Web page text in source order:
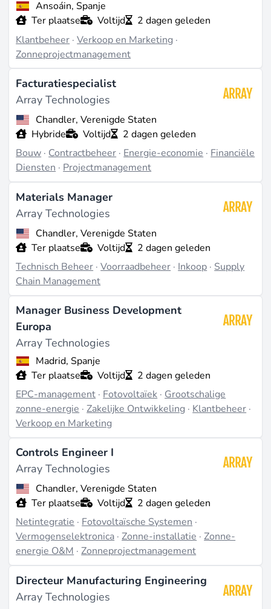
professionele ontwikkeling.
Contactinformatie
Sociale media
LinkedIn
Carrièrepagina
Carrières bij Array Technologies
Laatst bijgewerkt op jun. 30, 2026 |Meld een
probleem
Ansoáin, Spanje
Ter plaatse
Voltijd
2 dagen geleden
Klantbeheer ·Verkoop en Marketing ·
Zonneprojectmanagement
Facturatiespecialist
Array Technologies
Chandler, Verenigde Staten
Hybride
Voltijd
2 dagen geleden
Bouw · Contractbeheer · Energie-economie · Financiële
Diensten · Projectmanagement
Materials Manager
Array Technologies
Chandler, Verenigde Staten
Ter plaatse
Voltijd
2 dagen geleden
Technisch Beheer ·Voorraadbeheer · Inkoop · Supply
Chain Management
Manager Business Development
Europa
Array Technologies
Madrid, Spanje
Ter plaatse
Voltijd
2 dagen geleden
EPC-management · Fotovoltaïek · Grootschalige
zonne-energie ·Zakelijke Ontwikkeling · Klantbeheer ·
Verkoop en Marketing
Controls Engineer I
Array Technologies
Chandler, Verenigde Staten
Ter plaatse
Voltijd
2 dagen geleden
Netintegratie·Fotovoltaïsche Systemen·
Vermogenselektronica·Zonne-installatie·Zonne-
energie O&M·Zonneprojectmanagement
Directeur Manufacturing Engineering
Array Technologies